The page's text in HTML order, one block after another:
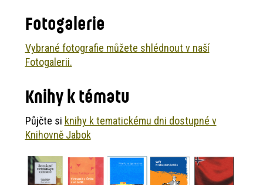
Fotogalerie
Vybrané fotografie můžete shlédnout v naší
Fotogalerii.
Knihy k tématu
Půjčte si knihy k tematickému dni dostupné v
Knihovně Jabok